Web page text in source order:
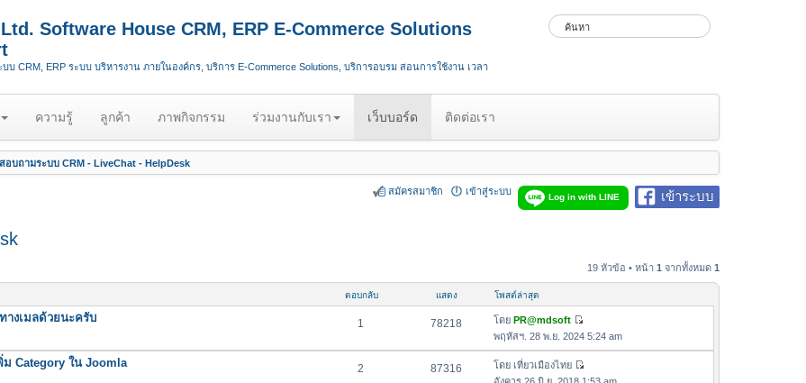
Software House CRM, ERP E-Commerce Solutions
บ CRM, ERP ระบบ บริหารงาน ภายในองค์กร, บริการ E-Commerce Solutions, บริการอบรม สอนการใช้งาน เวลา
ความรู้ ลูกค้า ภาพกิจกรรม ร่วมงานกับเรา เว็บบอร์ด ติดต่อเรา
สอบถามระบบ CRM - LiveChat - HelpDesk
เข้าระบบ
Log in with LINE
เข้าสู่ระบบ
สมัครสมาชิก
19 หัวข้อ • หน้า 1 จากทั้งหมด 1
ตอบกลับ แสดง โพสต์ล่าสุด
างเมลด้วยนะครับ 1 78218 โดย PR@mdsoft
ดู
ข้
ค
พฤหัสฯ. 28 พ.ย. 2024 5:24 am
ม Category ใน Joomla 2 87316 โดย เที่ยวเมืองไทย
ดู